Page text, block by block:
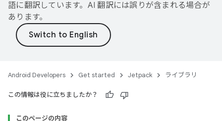
語に翻訳しています。AI 翻訳には誤りが含まれる場合が
あります。
Android Developers Get started Jetpack ライブラリ
この情報は役に立ちましたか？
このページの内容